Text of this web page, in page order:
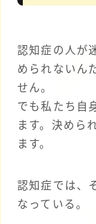
認知症の人が
められないん
せん。
でも私たち自
ます。決めら
ます。
認知症では、
なっている。